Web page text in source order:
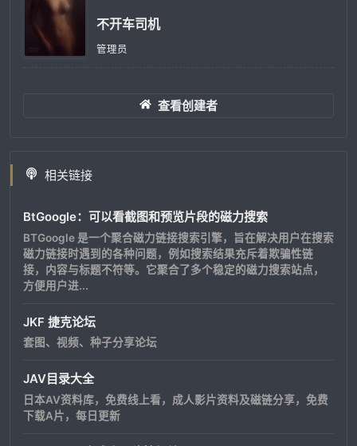
不开车司机
管理员
查看创建者
相关链接
BtGoogle：可以看截图和预览片段的磁力搜索
BTGoogle 是一个聚合磁力链接搜索引擎，旨在解决用户在搜索
磁力链接时遇到的各种问题，例如搜索结果充斥着欺骗性链
接，内容与标题不符等。它聚合了多个稳定的磁力搜索站点，
方便用户进...
JKF 捷克论坛
套图、视频、种子分享论坛
JAV目录大全
日本AV资料库，免费线上看，成人影片资料及磁链分享，免费
下载A片，每日更新